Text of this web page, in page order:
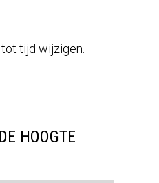
tijd wijzigen.
HOOGTE